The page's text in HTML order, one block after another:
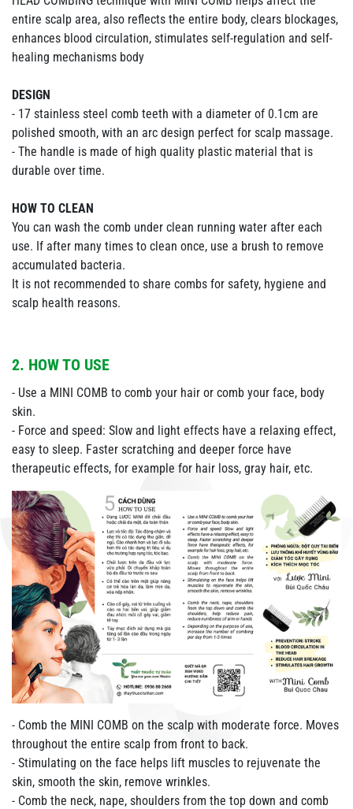
entire scalp area, also reflects the entire body, clears blockages,
enhances blood circulation, stimulates self-regulation and self-
healing mechanisms body
DESIGN
- 17 stainless steel comb teeth with a diameter of 0.1cm are
polished smooth, with an arc design perfect for scalp massage.
- The handle is made of high quality plastic material that is
durable over time.
HOW TO CLEAN
You can wash the comb under clean running water after each
use. If after many times to clean once, use a brush to remove
accumulated bacteria.
It is not recommended to share combs for safety, hygiene and
scalp health reasons.
2. HOW TO USE
- Use a MINI COMB to comb your hair or comb your face, body
skin.
- Force and speed: Slow and light effects have a relaxing effect,
easy to sleep. Faster scratching and deeper force have
therapeutic effects, for example for hair loss, gray hair, etc.
- Comb the MINI COMB on the scalp with moderate force. Moves
throughout the entire scalp from front to back.
- Stimulating on the face helps lift muscles to rejuvenate the
skin, smooth the skin, remove wrinkles.
- Comb the neck, nape, shoulders from the top down and comb